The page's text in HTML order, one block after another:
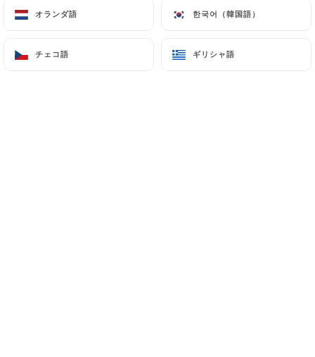
オランダ語 한국어（韓国語）
チェコ語 ギリシャ語
オランダ語 한국어（韓国語）
チェコ語 ギリシャ語